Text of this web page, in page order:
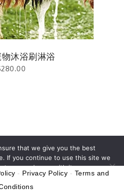
沐浴刷淋浴
280.00
that we give you the best
If you continue to use this site we
you are happy with it.
- Privacy Policy - Terms and